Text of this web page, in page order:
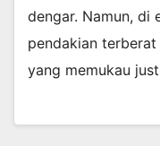
dengar. Namun, di
pendakian
yang memukau